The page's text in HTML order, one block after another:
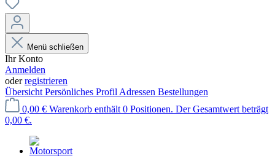
Menü schließen
Ihr Konto
Anmelden
oderregistrieren
Übersicht Persönliches Profil Adressen Bestellungen
0,00 € Warenkorb enthält 0 Positionen. Der Gesamtwert beträgt
0,00 €.